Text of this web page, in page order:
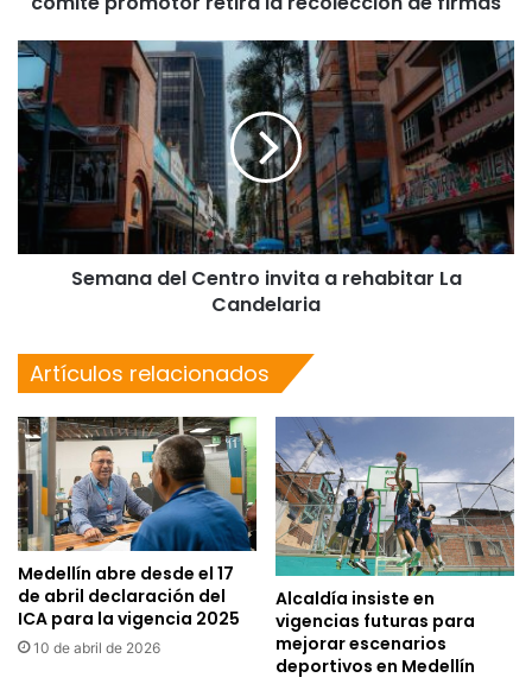
Semana del Centro invita a rehabitar La
Candelaria
Artículos relacionados
Medellín abre desde el 17
de abril declaración del
ICA para la vigencia 2025
10 de abril de 2026
Alcaldía insiste en
vigencias futuras para
mejorar escenarios
deportivos en Medellín